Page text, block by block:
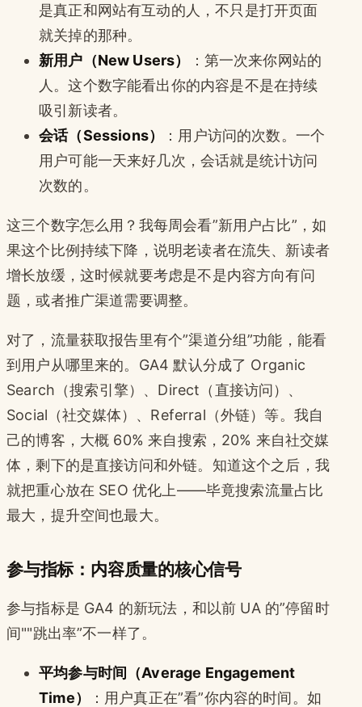
是真正和网站有互动的人，不只是打开页面
就关掉的那种。
新用户（New Users）
：第一次来你网站的
人。这个数字能看出你的内容是不是在持续
吸引新读者。
会话（Sessions）
：用户访问的次数。一个
用户可能一天来好几次，会话就是统计访问
次数的。
这三个数字怎么用？我每周会看”新用户占比”，如
果这个比例持续下降，说明老读者在流失、新读者
增长放缓，这时候就要考虑是不是内容方向有问
题，或者推广渠道需要调整。
对了，流量获取报告里有个”渠道分组”功能，能看
到用户从哪里来的。GA4 默认分成了 Organic
Search（搜索引擎）、Direct（直接访问）、
Social（社交媒体）、Referral（外链）等。我自
己的博客，大概 60% 来自搜索，20% 来自社交媒
体，剩下的是直接访问和外链。知道这个之后，我
就把重心放在 SEO 优化上——毕竟搜索流量占比
最大，提升空间也最大。
参与指标：内容质量的核心信号
参与指标是 GA4 的新玩法，和以前 UA 的”停留时
间""跳出率”不一样了。
平均参与时间（Average Engagement
Time）
：用户真正在”看”你内容的时间。如